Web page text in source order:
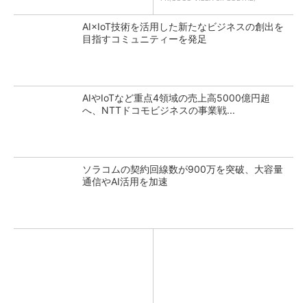
AI×IoT技術を活用した新たなビジネスの創出を
目指すコミュニティーを発足
AIやIoTなど重点4領域の売上高5000億円超
へ、NTTドコモビジネスの事業戦...
ソラコムの契約回線数が900万を突破、大容量
通信やAI活用を加速